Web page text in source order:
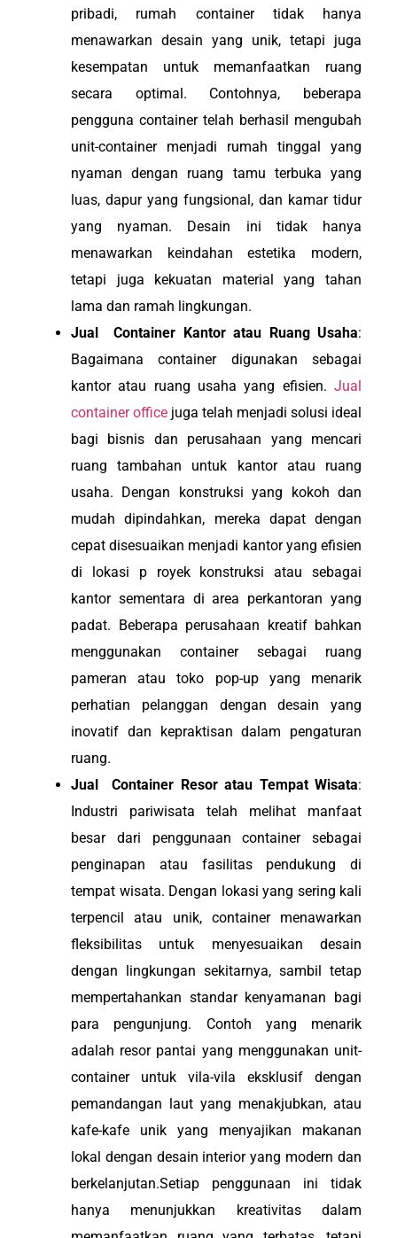
pribadi, rumah container tidak hanya
menawarkan desain yang unik, tetapi juga
kesempatan untuk memanfaatkan ruang
secara optimal. Contohnya, beberapa
pengguna container telah berhasil mengubah
unit-container menjadi rumah tinggal yang
nyaman dengan ruang tamu terbuka yang
luas, dapur yang fungsional, dan kamar tidur
yang nyaman. Desain ini tidak hanya
menawarkan keindahan estetika modern,
tetapi juga kekuatan material yang tahan
lama dan ramah lingkungan.
Jual Container Kantor atau Ruang Usaha:
Bagaimana container digunakan sebagai
kantor atau ruang usaha yang efisien. Jual
container office juga telah menjadi solusi ideal
bagi bisnis dan perusahaan yang mencari
ruang tambahan untuk kantor atau ruang
usaha. Dengan konstruksi yang kokoh dan
mudah dipindahkan, mereka dapat dengan
cepat disesuaikan menjadi kantor yang efisien
di lokasi p royek konstruksi atau sebagai
kantor sementara di area perkantoran yang
padat. Beberapa perusahaan kreatif bahkan
menggunakan container sebagai ruang
pameran atau toko pop-up yang menarik
perhatian pelanggan dengan desain yang
inovatif dan kepraktisan dalam pengaturan
ruang.
Jual Container Resor atau Tempat Wisata:
Industri pariwisata telah melihat manfaat
besar dari penggunaan container sebagai
penginapan atau fasilitas pendukung di
tempat wisata. Dengan lokasi yang sering kali
terpencil atau unik, container menawarkan
fleksibilitas untuk menyesuaikan desain
dengan lingkungan sekitarnya, sambil tetap
mempertahankan standar kenyamanan bagi
para pengunjung. Contoh yang menarik
adalah resor pantai yang menggunakan unit-
container untuk vila-vila eksklusif dengan
pemandangan laut yang menakjubkan, atau
kafe-kafe unik yang menyajikan makanan
lokal dengan desain interior yang modern dan
berkelanjutan.Setiap penggunaan ini tidak
hanya menunjukkan kreativitas dalam